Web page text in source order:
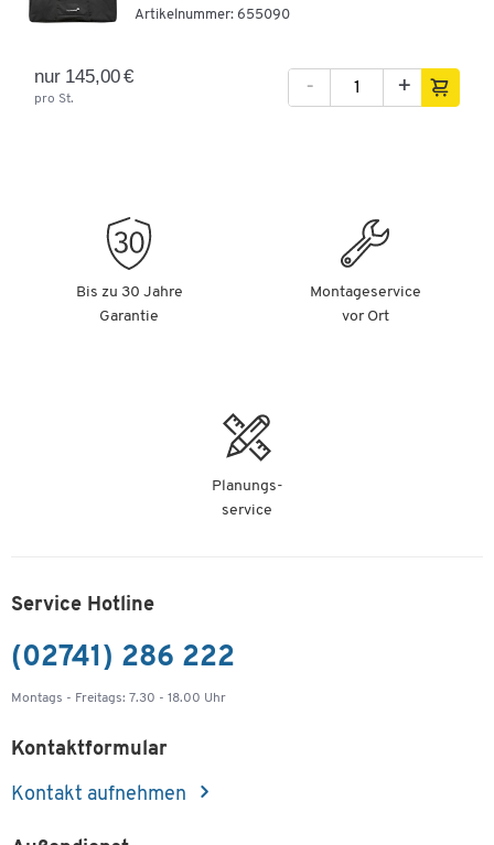
Artikelnummer: 655090
nur 145,00 €
pro St.
- +
Bis zu 30 Jahre
Garantie
Montageservice
vor Ort
Planungs-
service
Service Hotline
(02741) 286 222
Montags - Freitags: 7.30 - 18.00 Uhr
Kontaktformular
Kontakt aufnehmen